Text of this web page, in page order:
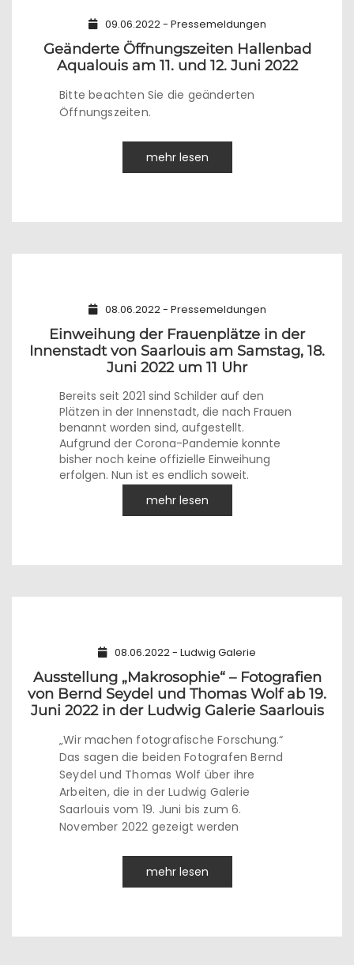
09.06.2022 - Pressemeldungen
Geänderte Öffnungszeiten Hallenbad
Aqualouis am 11. und 12. Juni 2022
Bitte beachten Sie die geänderten
Öffnungszeiten.
mehr lesen
08.06.2022 - Pressemeldungen
Einweihung der Frauenplätze in der
Innenstadt von Saarlouis am Samstag, 18.
Juni 2022 um 11 Uhr
Bereits seit 2021 sind Schilder auf den
Plätzen in der Innenstadt, die nach Frauen
benannt worden sind, aufgestellt.
Aufgrund der Corona-Pandemie konnte
bisher noch keine offizielle Einweihung
erfolgen. Nun ist es endlich soweit.
mehr lesen
08.06.2022 - Ludwig Galerie
Ausstellung „Makrosophie“ – Fotografien
von Bernd Seydel und Thomas Wolf ab 19.
Juni 2022 in der Ludwig Galerie Saarlouis
„Wir machen fotografische Forschung.“
Das sagen die beiden Fotografen Bernd
Seydel und Thomas Wolf über ihre
Arbeiten, die in der Ludwig Galerie
Saarlouis vom 19. Juni bis zum 6.
November 2022 gezeigt werden
mehr lesen